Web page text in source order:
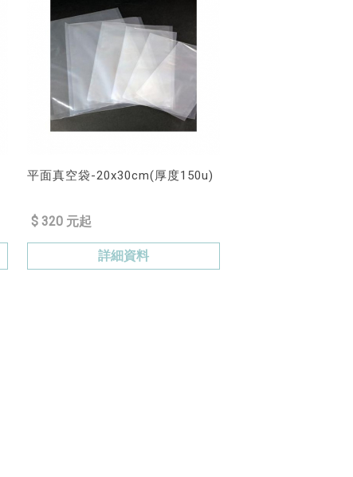
平面真空袋-20x30cm(厚度150u)
$ 320 元起
詳細資料